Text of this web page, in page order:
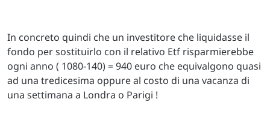
In concreto quindi che un investitore che liquidasse il
fondo per sostituirlo con il relativo Etf risparmierebbe
ogni anno ( 1080-140) = 940 euro che equivalgono quasi
ad una tredicesima oppure al costo di una vacanza di
una settimana a Londra o Parigi !